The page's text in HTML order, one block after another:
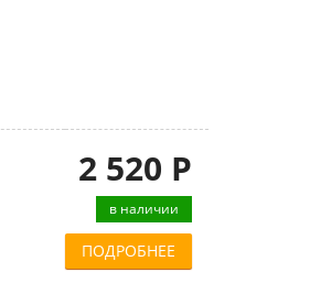
2 520 Р
в наличии
ПОДРОБНЕЕ